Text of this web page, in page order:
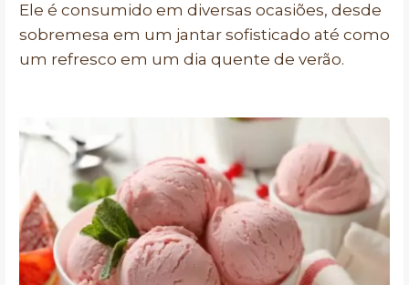
Ele é consumido em diversas ocasiões, desde
sobremesa em um jantar sofisticado até como
um refresco em um dia quente de verão.